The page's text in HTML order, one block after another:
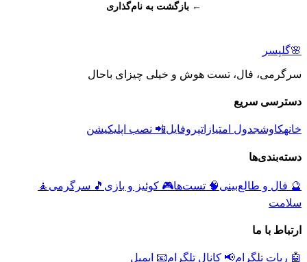
← بازگشت به نام‌گذاری
🌸گلپسر
سرگرمی، فال، تست هوش و خیلی چیزای باحال
دسترسی سریع
خانهکاوشجدول امتیازاتپروفایل📲 نصب اپلیکیشن
دسته‌بندی‌ها
🔮 فال و طالع‌بینی🧠 تست‌ها🎮 کوئیز و بازی 🎵 سرگرمی 🧘
سلامت
ارتباط با ما
🤖 ربات تلگرام📢 کانال تلگرام📧 ایمیل